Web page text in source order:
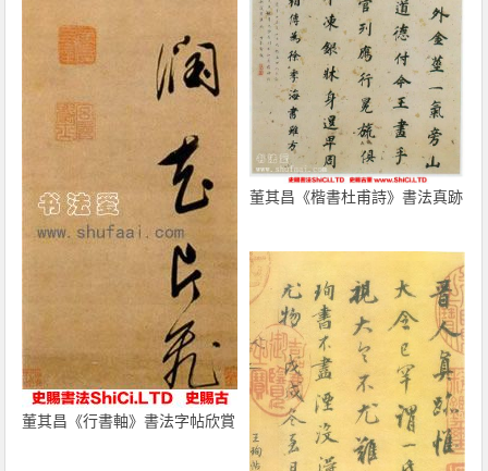
董其昌《行書軸》書法字帖欣賞
董其昌《楷書杜甫詩》書法真跡